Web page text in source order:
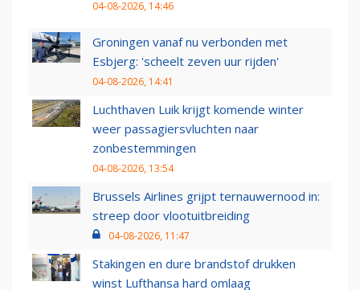
04-08-2026, 14:46
Groningen vanaf nu verbonden met
Esbjerg: 'scheelt zeven uur rijden'
04-08-2026, 14:41
Luchthaven Luik krijgt komende winter
weer passagiersvluchten naar
zonbestemmingen
04-08-2026, 13:54
Brussels Airlines grijpt ternauwernood in:
streep door vlootuitbreiding
04-08-2026, 11:47
Stakingen en dure brandstof drukken
winst Lufthansa hard omlaag